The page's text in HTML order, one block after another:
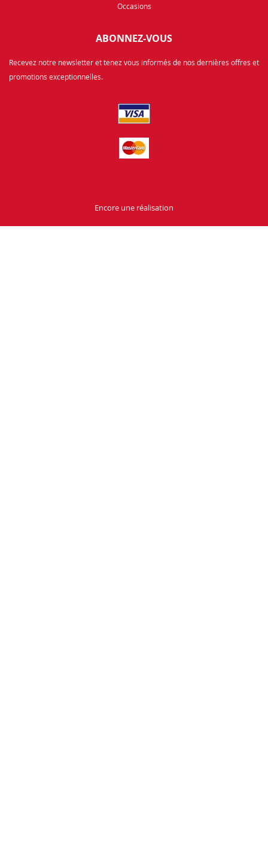
Occasions
ABONNEZ-VOUS
Recevez notre newsletter et tenez vous informés de nos dernières offres et
promotions exceptionnelles.
Encore une réalisation